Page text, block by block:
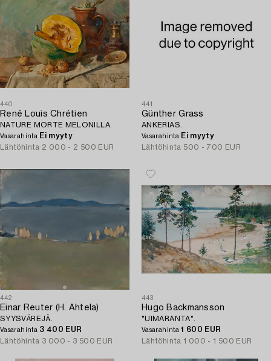
440
René Louis Chrétien
NATURE MORTE MELONILLA.
Vasarahinta Ei myyty
Lähtöhinta 2 000 - 2 500 EUR
441
Günther Grass
ANKERIAS.
Vasarahinta Ei myyty
Lähtöhinta 500 - 700 EUR
442
Einar Reuter (H. Ahtela)
SYYSVÄREJÄ.
Vasarahinta 3 400 EUR
Lähtöhinta 3 000 - 3 500 EUR
443
Hugo Backmansson
"UIMARANTA".
Vasarahinta1 600 EUR
Lähtöhinta 1 000 - 1 500 EUR